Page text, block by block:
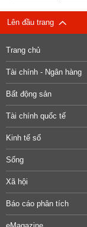
Lên đầu trang
Trang chủ
Tài chính - Ngân hàng
Bất động sản
Tài chính quốc tế
Kinh tế số
Sống
Xã hội
Báo cáo phân tích